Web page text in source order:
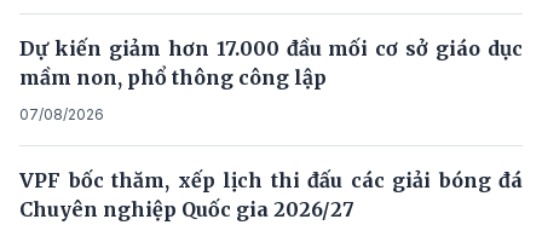
Dự kiến giảm hơn 17.000 đầu mối cơ sở giáo dục
mầm non, phổ thông công lập
07/08/2026
VPF bốc thăm, xếp lịch thi đấu các giải bóng đá
Chuyên nghiệp Quốc gia 2026/27